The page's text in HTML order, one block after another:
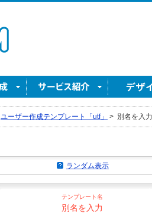
ユーザー作成テンプレート「utf」 > 別名を入
ランダム表示
テンプレート名
別名を入力